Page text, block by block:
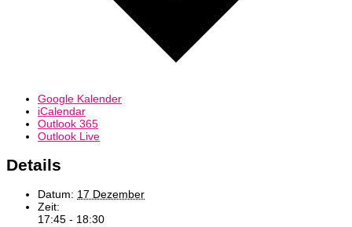
Google Kalender
iCalendar
Outlook 365
Outlook Live
Details
Datum: 17 Dezember
Zeit:
17:45 - 18:30